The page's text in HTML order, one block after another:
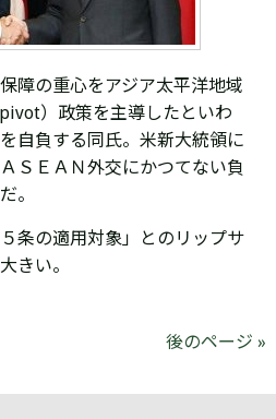
障の重心をアジア太平洋地域
pivot） 政策を主導したといわ
自負する同氏。米新大統領に
ＳＥＡＮ外交にかつてない負
。
条の適用対象」とのリップサ
きい。
後のページ »